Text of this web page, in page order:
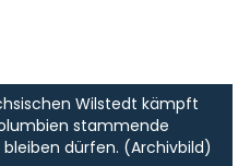
Wilstedt kämpft
stammende
dürfen. (Archivbild)